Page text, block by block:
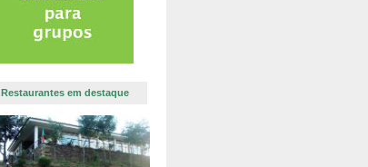
Restaurantes em destaque